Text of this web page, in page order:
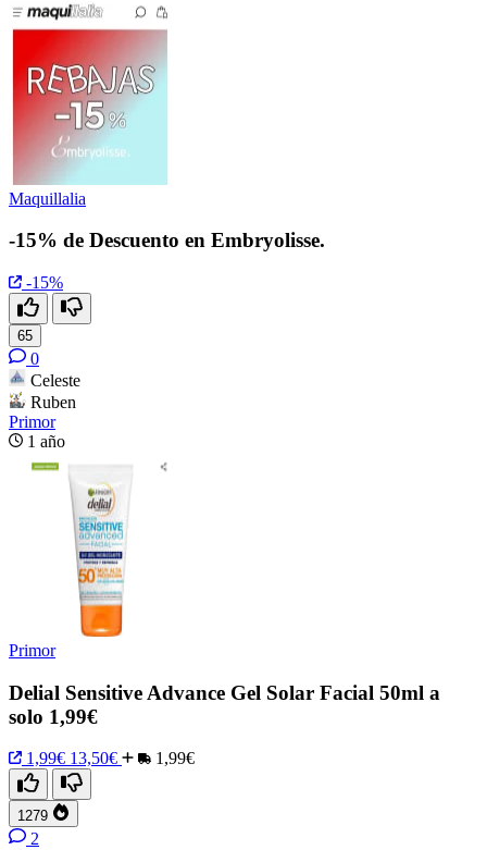
Maquillalia
-15% de Descuento en Embryolisse.
-15%
65
0
Celeste
Ruben
Primor
1 año
Primor
Delial Sensitive Advance Gel Solar Facial 50ml a
solo 1,99€
1,99€ 13,50€ 1,99€
1279
2